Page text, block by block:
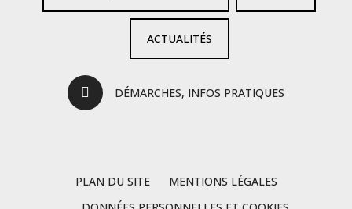
ACTUALITÉS
DÉMARCHES, INFOS PRATIQUES
PLAN DU SITE
MENTIONS LÉGALES